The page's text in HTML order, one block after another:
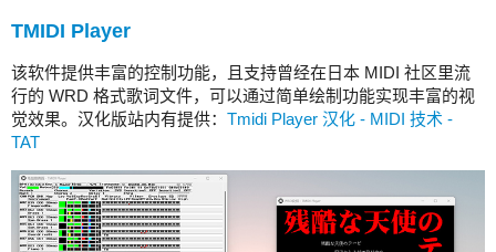
TMIDI Player
该软件提供丰富的控制功能，且支持曾经在日本 MIDI 社区里流
行的 WRD 格式歌词文件，可以通过简单绘制功能实现丰富的视
觉效果。汉化版站内有提供： Tmidi Player 汉化 - MIDI 技术 -
TAT